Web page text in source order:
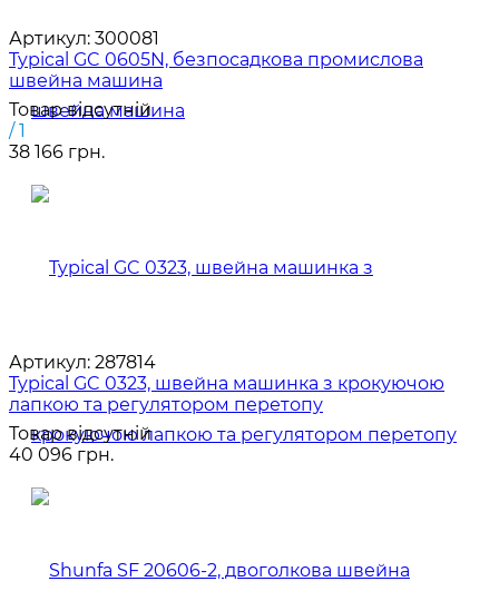
Артикул: 300081
Typical GC 0605N, безпосадкова промислова
швейна машина
Товар відсутній
/ 1
38 166 грн.
Артикул: 287814
Typical GC 0323, швейна машинка з крокуючою
лапкою та регулятором перетопу
Товар відсутній
40 096 грн.